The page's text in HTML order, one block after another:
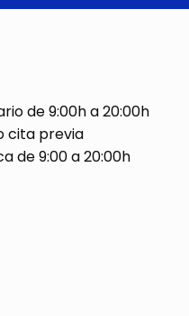
de 9:00h a 20:00h
cita previa
de 9:00 a 20:00h